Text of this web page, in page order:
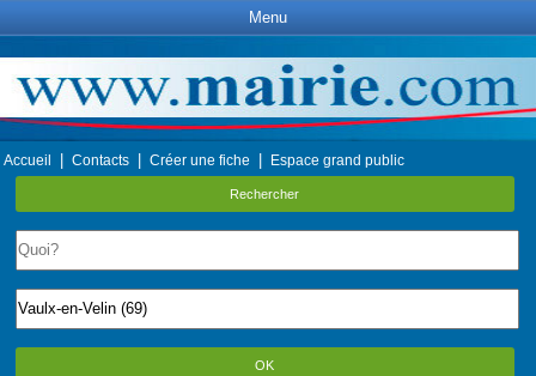
Menu
Accueil Contacts Créer une fiche Espace grand public
Rechercher
OK